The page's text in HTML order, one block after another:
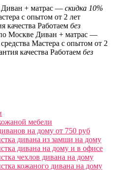
Диван + матрас — скидка 10%
с опытом от 2 лет
качества Работаем без
Москве Диван + матрас —
Мастера с опытом от 2
качества Работаем без
мебели
на дому от 750 руб
дивана из замши на дому
дивана на дому и в офисе
чехлов дивана на дому
кожаного дивана на дому